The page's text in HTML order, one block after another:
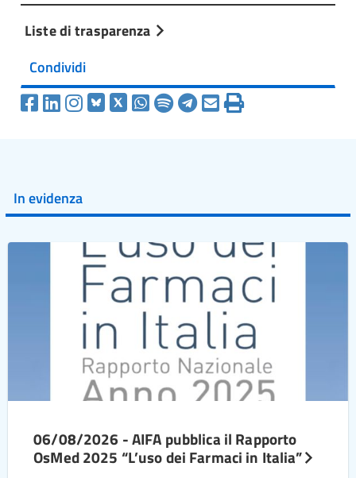
Liste di trasparenza
Condividi
In evidenza
06/08/2026 - AIFA pubblica il Rapporto
OsMed 2025 “L’uso dei Farmaci in Italia”